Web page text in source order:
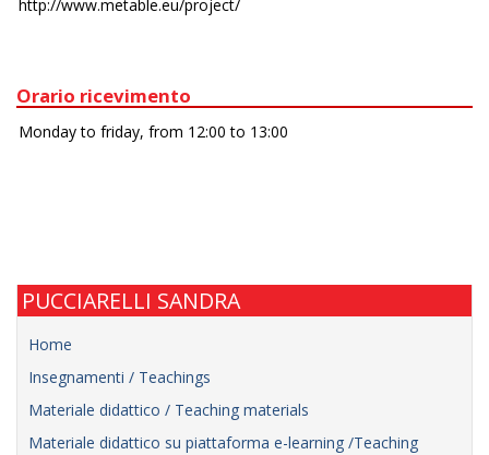
Orario ricevimento
PUCCIARELLI SANDRA
Home
Insegnamenti / Teachings
Materiale didattico / Teaching materials
Materiale didattico su piattaforma e-learning /Teaching